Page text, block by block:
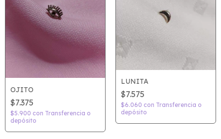
OJITO
$7.375
$5.900 con Transferencia o
depósito
LUNITA
$7.575
$6.060 con Transferencia o
depósito